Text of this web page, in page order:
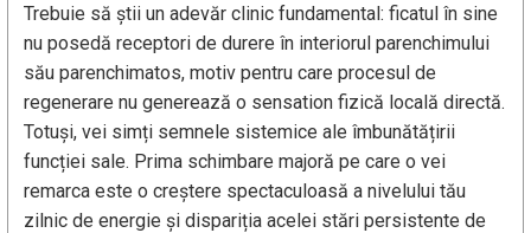
Trebuie să știi un adevăr clinic fundamental: ficatul în sine
nu posedă receptori de durere în interiorul parenchimului
său parenchimatos, motiv pentru care procesul de
regenerare nu generează o sensation fizică locală directă.
Totuși, vei simți semnele sistemice ale îmbunătățirii
funcției sale. Prima schimbare majoră pe care o vei
remarca este o creștere spectaculoasă a nivelului tău
zilnic de energie și dispariția acelei stări persistente de